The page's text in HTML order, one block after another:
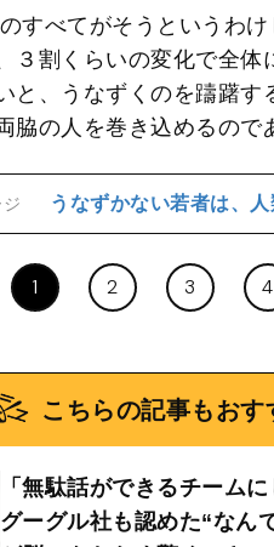
すべてがそうというわ
３割くらいの変化で全体
と、うなずくのを躊躇
脇の人を巻き込めるので
うなずかない若者は、
1 2 3 4
こちらの記事もおす
「無駄話ができるチームに
グーグル社も認めた“なん